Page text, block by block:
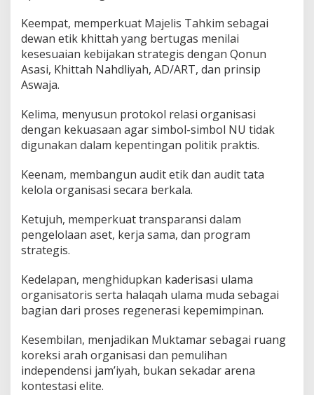
Keempat, memperkuat Majelis Tahkim sebagai
dewan etik khittah yang bertugas menilai
kesesuaian kebijakan strategis dengan Qonun
Asasi, Khittah Nahdliyah, AD/ART, dan prinsip
Aswaja.
Kelima, menyusun protokol relasi organisasi
dengan kekuasaan agar simbol-simbol NU tidak
digunakan dalam kepentingan politik praktis.
Keenam, membangun audit etik dan audit tata
kelola organisasi secara berkala.
Ketujuh, memperkuat transparansi dalam
pengelolaan aset, kerja sama, dan program
strategis.
Kedelapan, menghidupkan kaderisasi ulama
organisatoris serta halaqah ulama muda sebagai
bagian dari proses regenerasi kepemimpinan.
Kesembilan, menjadikan Muktamar sebagai ruang
koreksi arah organisasi dan pemulihan
independensi jam’iyah, bukan sekadar arena
kontestasi elite.